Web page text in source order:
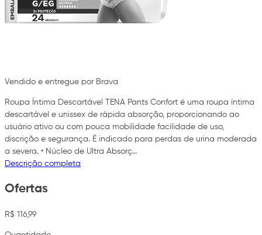
Vendido e entregue por Brava
Roupa Íntima Descartável TENA Pants Confort é uma roupa íntima
descartável e unissex de rápida absorção, proporcionando ao
usuário ativo ou com pouca mobilidade facilidade de uso,
discrição e segurança. É indicado para perdas de urina moderada
a severa. • Núcleo de Ultra Absorç…
Descrição completa
Ofertas
R$ 116,99